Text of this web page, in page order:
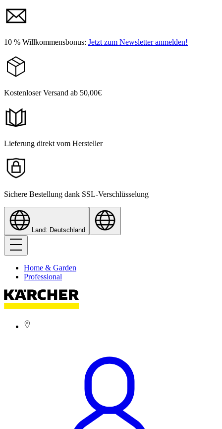
10 % Willkommensbonus: Jetzt zum Newsletter anmelden!
Kostenloser Versand ab 50,00€
Lieferung direkt vom Hersteller
Sichere Bestellung dank SSL-Verschlüsselung
Land: Deutschland
Home & Garden
Professional